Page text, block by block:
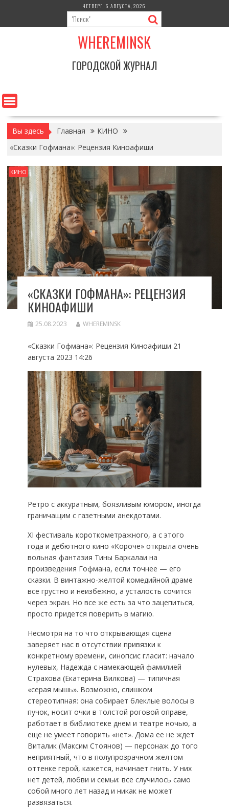
содержимому
ЧЕТВЕРГ, 6 АВГУСТА, 2026
WHEREMINSK
ГОРОДСКОЙ ЖУРНАЛ
Вы здесь Главная
КИНО
«Сказки Гофмана»: Рецензия Киноафиши
КИНО
«СКАЗКИ ГОФМАНА»: РЕЦЕНЗИЯ
КИНОАФИШИ
25.08.2023 WHEREMINSK
«Сказки Гофмана»: Рецензия Киноафиши 21
августа 2023 14:26
Ретро с аккуратным, боязливым юмором, иногда
граничащим с газетными анекдотами.
ХI фестиваль короткометражного, а с этого
года и дебютного кино «Короче» открыла очень
вольная фантазия Тины Баркалаи на
произведения Гофмана, если точнее — его
сказки. В винтажно-желтой комедийной драме
все грустно и неизбежно, а усталость сочится
через экран. Но все же есть за что зацепиться,
просто придется поверить в магию.
Несмотря на то что открывающая сцена
заверяет нас в отсутствии привязки к
конкретному времени, синопсис гласит: начало
нулевых, Надежда с намекающей фамилией
Страхова (Екатерина Вилкова) — типичная
«серая мышь». Возможно, слишком
стереотипная: она собирает блеклые волосы в
пучок, носит очки в толстой роговой оправе,
работает в библиотеке днем и театре ночью, а
еще не умеет говорить «нет». Дома ее не ждет
Виталик (Максим Стоянов) — персонаж до того
неприятный, что в полупрозрачном желтом
оттенке герой, кажется, начинает гнить. У них
нет детей, любви и семьи: все случилось само
собой много лет назад и никак не может
развязаться.